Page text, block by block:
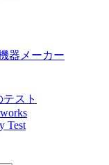
器メーカー
スト
Test